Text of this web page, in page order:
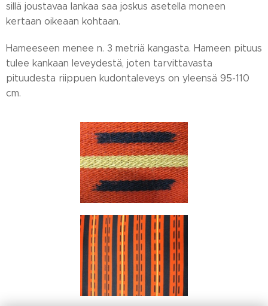
sillä joustavaa lankaa saa joskus asetella moneen
kertaan oikeaan kohtaan.
Hameeseen menee n. 3 metriä kangasta. Hameen pituus
tulee kankaan leveydestä, joten tarvittavasta
pituudesta riippuen kudontaleveys on yleensä 95-110
cm.